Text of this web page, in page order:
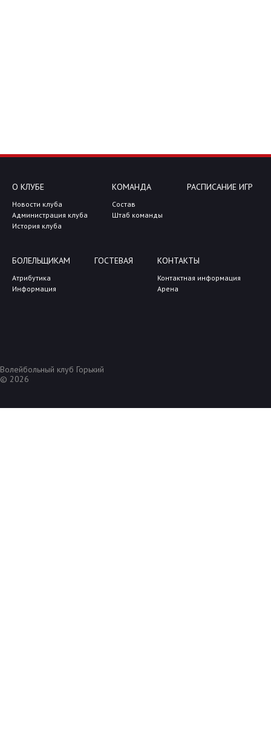
О КЛУБЕ
Новости клуба
Администрация клуба
История клуба
КОМАНДА
Состав
Штаб команды
РАСПИСАНИЕ ИГР
БОЛЕЛЬЩИКАМ
Атрибутика
Информация
ГОСТЕВАЯ КОНТАКТЫ
Контактная информация
Арена
Волейбольный клуб Горький
© 2026